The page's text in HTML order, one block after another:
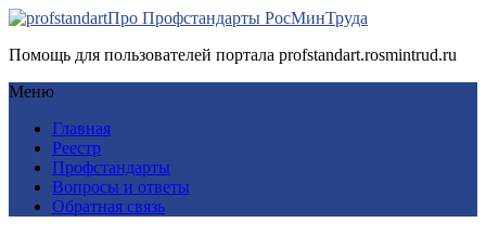
Про Профстандарты РосМинТруда
Помощь для пользователей портала profstandart.rosmintrud.ru
Меню
Главная
Реестр
Профстандарты
Вопросы и ответы
Обратная связь